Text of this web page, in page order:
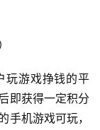
玩游戏挣钱的平
即获得一定积分
手机游戏可玩，